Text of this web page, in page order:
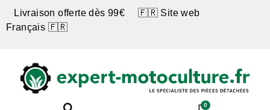
Livraison offerte dès 99€ 🇫🇷 Site web
Français 🇫🇷
0